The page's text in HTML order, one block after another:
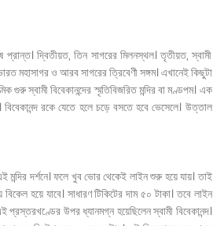
দ্বিতীয়ত, তিন সাগরের মিলনস্থল। তৃতীয়ত, স্বামী
মহাসাগর ও আরব সাগরের ত্রিবেণী সঙ্গম। এখানেই কিছুটা
গুরু স্বামী বিবেকানন্দের স্মৃতিবিজরিত মন্দির বা মণ্ডপম। এক
রকে যেতে হলে চড়ে বসতে হবে ভেসেলে। উত্তাল
দর্শনে। ফলে খুব ভোর থেকেই লাইন শুরু হয়ে যায়। তাই
হয়ে যাবে। সাধারণ টিকিটের দাম ৫০ টাকা। তবে লাইন
উপর ধ্যানমগ্ন হয়েছিলেন স্বামী বিবেকানন্দ।